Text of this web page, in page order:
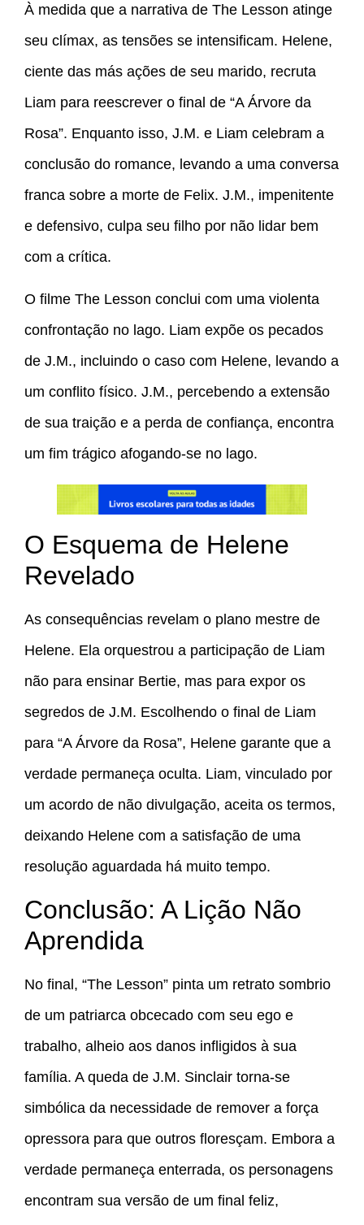
À medida que a narrativa de The Lesson atinge
seu clímax, as tensões se intensificam. Helene,
ciente das más ações de seu marido, recruta
Liam para reescrever o final de “A Árvore da
Rosa”. Enquanto isso, J.M. e Liam celebram a
conclusão do romance, levando a uma conversa
franca sobre a morte de Felix. J.M., impenitente
e defensivo, culpa seu filho por não lidar bem
com a crítica.
O filme The Lesson conclui com uma violenta
confrontação no lago. Liam expõe os pecados
de J.M., incluindo o caso com Helene, levando a
um conflito físico. J.M., percebendo a extensão
de sua traição e a perda de confiança, encontra
um fim trágico afogando-se no lago.
O Esquema de Helene
Revelado
As consequências revelam o plano mestre de
Helene. Ela orquestrou a participação de Liam
não para ensinar Bertie, mas para expor os
segredos de J.M. Escolhendo o final de Liam
para “A Árvore da Rosa”, Helene garante que a
verdade permaneça oculta. Liam, vinculado por
um acordo de não divulgação, aceita os termos,
deixando Helene com a satisfação de uma
resolução aguardada há muito tempo.
Conclusão: A Lição Não
Aprendida
No final, “The Lesson” pinta um retrato sombrio
de um patriarca obcecado com seu ego e
trabalho, alheio aos danos infligidos à sua
família. A queda de J.M. Sinclair torna-se
simbólica da necessidade de remover a força
opressora para que outros floresçam. Embora a
verdade permaneça enterrada, os personagens
encontram sua versão de um final feliz,